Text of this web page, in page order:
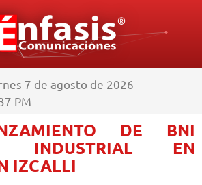
7 de agosto de 2026
PM
DE BNI
INDUSTRIAL EN
IZCALLI